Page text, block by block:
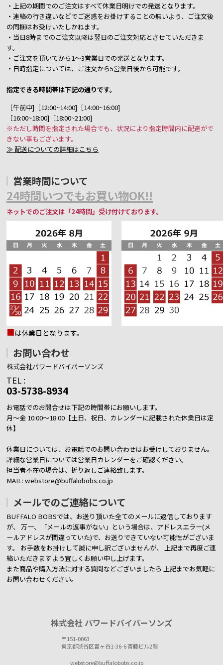
・上記の期間でのご注文はすべて休業日明けでの発送となります。
・連絡の行き違いなどでご迷惑をお掛けすることの無いよう、ご注文後
の同梱はお受けいたしかねます。
・当日8時までのご注文以降は翌日のご注文対応とさせていただきま
す。
・ご注文を頂いてから1～3営業日での発送となります。
・日時指定については、ご注文から5営業日後から可能です。
指定できる時間帯は下記の通りです。
［午前中]［12:00~14:00]［14:00~16:00]
［16:00~18:00]［18:00~21:00]
※ただし時間を指定された場合でも、状況により指定時間内に配達がで
きない事もございます。
≫ 配送についての詳細はこちら
営業時間について
24時間いつでもお買い物OK!!
ネットでのご注文は「24時間」受け付けております。
■は休業日となります。
お問い合わせ
株式会社パワードバイパーソンズ
TEL :
03-5738-8934
お電話でのお問合せは下記の時間帯にお願いします。
月～金 10:00～18:00【土日、祝日、カレンダーに記載された休業日は定
休】
休業日については、お電話でのお問い合わせはお受けしておりません。
詳細な営業日については営業日カレンダーをご確認ください。
担当者不在の場合は、折り返しご連絡致します。
MAIL: webstore@buffalobobs.co.jp
メールでのご連絡について
BUFFALO BOBSでは、お送り頂いた全てのメールに返信しております
が、
万一、「メールの返事がない」という場合は、アドレスエラー(メ
ールアドレスが間違っていた)で、お送りできていない可能性がございま
す。 お手数をお掛けして誠に申し訳ございませんが、 上記まで再度ご連
絡いただきますよう宜しくお願い申し上げます。
また商品や購入方法に対する質問などございましたら 上記までお気軽に
お問い合わせください。
株式会社 パワードバイパーソンズ
〒151-0063
東京都渋谷区富ヶ谷1-36-6 斎藤ビル2階
webstore@buffalobobs.co.jp